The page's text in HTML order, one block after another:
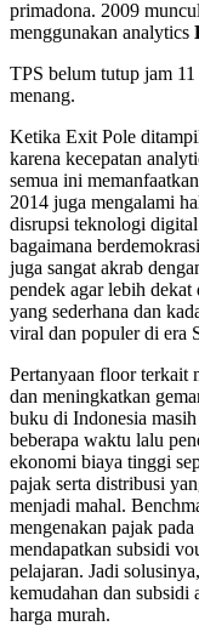
primadona. 2009
menggunakan analytics
TPS belum tutup jam
menang.
Ketika Exit Pole
karena kecepatan
semua ini
2014 juga mengalami
disrupsi teknologi
bagaimana
juga sangat akrab
pendek agar lebih dekat
yang sederhana dan
viral dan populer di era
Pertanyaan floor terkait
dan meningkatkan
buku di Indonesia
beberapa waktu lalu
ekonomi biaya tinggi
pajak serta distribusi
menjadi mahal.
mengenakan pajak
mendapatkan subsidi
pelajaran. Jadi
kemudahan dan subsidi
harga murah.